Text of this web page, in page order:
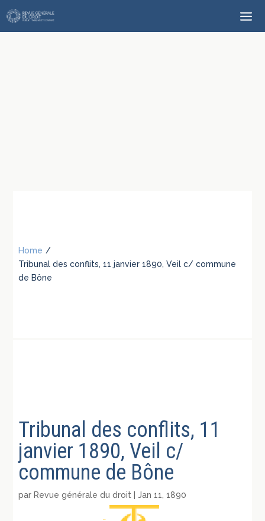
Home /
Tribunal des conflits, 11 janvier 1890, Veil c/ commune
de Bône
Tribunal des conflits, 11
janvier 1890, Veil c/
commune de Bône
par Revue générale du droit |Jan 11, 1890